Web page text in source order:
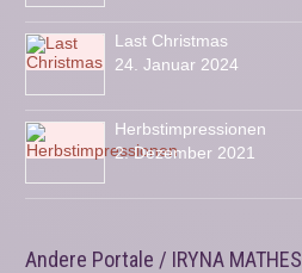
Last Christmas
24. Januar 2024
Herbstimpressionen
2. Dezember 2021
Andere Portale / IRYNA MATHES